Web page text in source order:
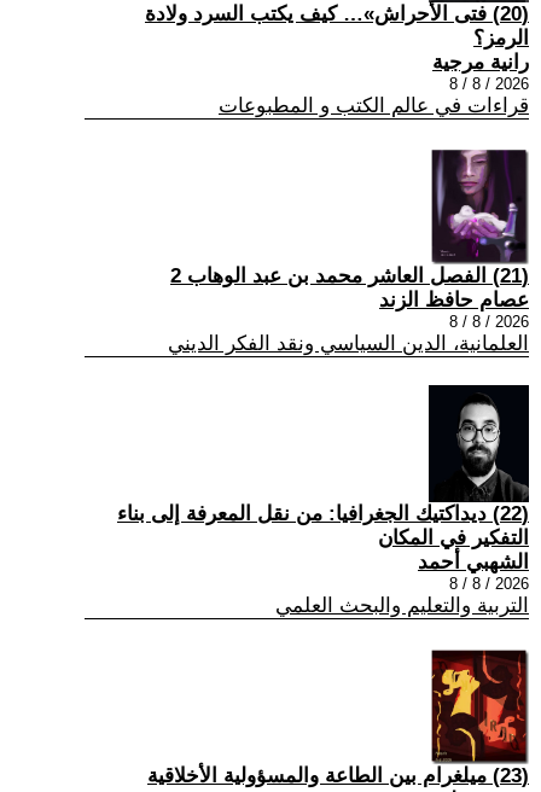
(20) فتى الأحراش»… كيف يكتب السرد ولادة
الرمز؟
رانية مرجية
2026 / 8 / 8
قراءات في عالم الكتب و المطبوعات
(21) الفصل العاشر محمد بن عبد الوهاب 2
عصام حافظ الزند
2026 / 8 / 8
العلمانية، الدين السياسي ونقد الفكر الديني
(22) ديداكتيك الجغرافيا: من نقل المعرفة إلى بناء
التفكير في المكان
الشهبي أحمد
2026 / 8 / 8
التربية والتعليم والبحث العلمي
(23) ميلغرام بين الطاعة والمسؤولية الأخلاقية